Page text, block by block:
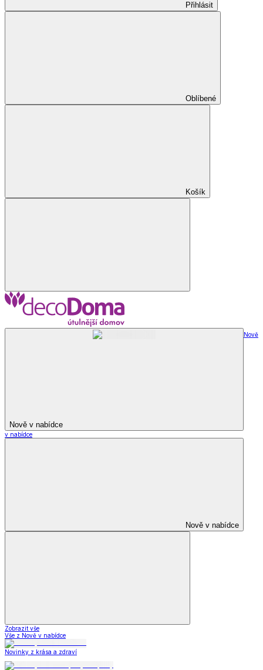
Přihlásit
Oblíbené
Košík
Nově v nabídce
Nově
v nabídce
Nově v nabídce
Zobrazit vše
Vše z Nově v nabídce
Novinky z krása a zdraví